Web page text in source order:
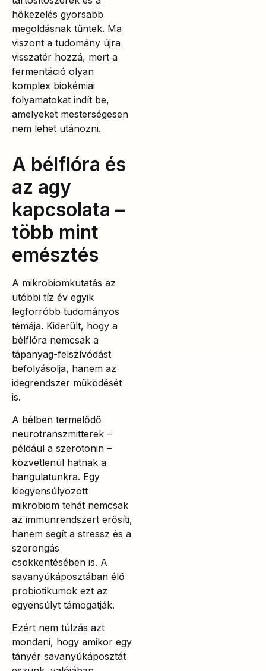
hőkezelés gyorsabb
megoldásnak tűntek. Ma
viszont a tudomány újra
visszatér hozzá, mert a
fermentáció olyan
komplex biokémiai
folyamatokat indít be,
amelyeket mesterségesen
nem lehet utánozni.
A bélflóra és
az agy
kapcsolata –
több mint
emésztés
A mikrobiomkutatás az
utóbbi tíz év egyik
legforróbb tudományos
témája. Kiderült, hogy a
bélflóra nemcsak a
tápanyag-felszívódást
befolyásolja, hanem az
idegrendszer működését
is.
A bélben termelődő
neurotranszmitterek –
például a szerotonin –
közvetlenül hatnak a
hangulatunkra. Egy
kiegyensúlyozott
mikrobiom tehát nemcsak
az immunrendszert erősíti,
hanem segít a stressz és a
szorongás
csökkentésében is. A
savanyúkáposztában élő
probiotikumok ezt az
egyensúlyt támogatják.
Ezért nem túlzás azt
mondani, hogy amikor egy
tányér savanyúkáposztát